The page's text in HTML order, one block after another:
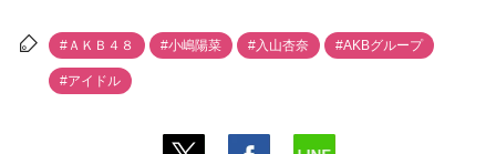
#ＡＫＢ４８ #小嶋陽菜 #入山杏奈 #AKBグループ
#アイドル